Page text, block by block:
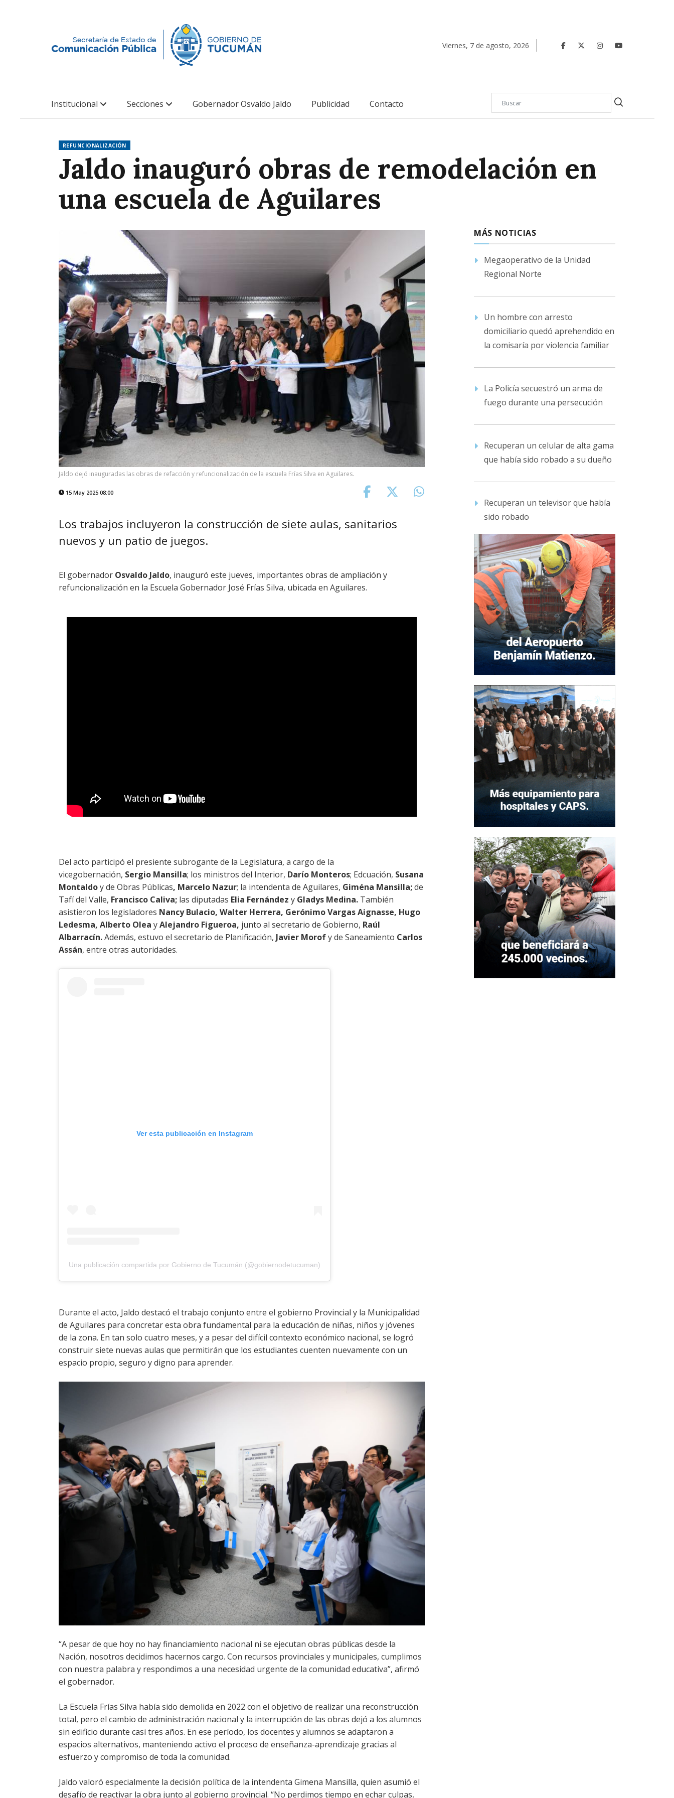
Viernes, 7 de agosto, 2026
Institucional Secciones Gobernador Osvaldo Jaldo Publicidad Contacto
REFUNCIONALIZACIÓN
Jaldo inauguró obras de remodelación en
una escuela de Aguilares
Jaldo dejó inauguradas las obras de refacción y refuncionalización de la escuela Frías Silva en Aguilares.
15 May 2025 08:00
Los trabajos incluyeron la construcción de siete aulas, sanitarios
nuevos y un patio de juegos.
El gobernador Osvaldo Jaldo, inauguró este jueves, importantes obras de ampliación y
refuncionalización en la Escuela Gobernador José Frías Silva, ubicada en Aguilares.
Del acto participó el presiente subrogante de la Legislatura, a cargo de la
vicegobernación, Sergio Mansilla; los ministros del Interior, Darío Monteros; Edcuación, Susana
Montaldoy de Obras Públicas, Marcelo Nazur; la intendenta de Aguilares, Giména Mansilla;de
Tafí del Valle, Francisco Caliva; las diputadas Elia Fernández y Gladys Medina. También
asistieron los legisladores Nancy Bulacio, Walter Herrera, Gerónimo Vargas Aignasse, Hugo
Ledesma, Alberto Olea yAlejandro Figueroa, junto al secretario de Gobierno, Raúl
Albarracín.Además, estuvo el secretario de Planificación, Javier Morofy de Saneamiento Carlos
Assán, entre otras autoridades.
Ver esta publicación en Instagram
Una publicación compartida por Gobierno de Tucumán (@gobiernodetucuman)
Durante el acto, Jaldo destacó el trabajo conjunto entre el gobierno Provincial y la Municipalidad
de Aguilares para concretar esta obra fundamental para la educación de niñas, niños y jóvenes
de la zona. En tan solo cuatro meses, y a pesar del difícil contexto económico nacional, se logró
construir siete nuevas aulas que permitirán que los estudiantes cuenten nuevamente con un
espacio propio, seguro y digno para aprender.
“A pesar de que hoy no hay financiamiento nacional ni se ejecutan obras públicas desde la
Nación, nosotros decidimos hacernos cargo. Con recursos provinciales y municipales, cumplimos
con nuestra palabra y respondimos a una necesidad urgente de la comunidad educativa”, afirmó
el gobernador.
La Escuela Frías Silva había sido demolida en 2022 con el objetivo de realizar una reconstrucción
total, pero el cambio de administración nacional y la interrupción de las obras dejó a los alumnos
sin edificio durante casi tres años. En ese período, los docentes y alumnos se adaptaron a
espacios alternativos, manteniendo activo el proceso de enseñanza-aprendizaje gracias al
esfuerzo y compromiso de toda la comunidad.
Jaldo valoró especialmente la decisión política de la intendenta Gimena Mansilla, quien asumió el
desafío de reactivar la obra junto al gobierno provincial. “No perdimos tiempo en echar culpas,
MÁS NOTICIAS
Megaoperativo de la Unidad
Regional Norte
Un hombre con arresto
domiciliario quedó aprehendido en
la comisaría por violencia familiar
La Policía secuestró un arma de
fuego durante una persecución
Recuperan un celular de alta gama
que había sido robado a su dueño
Recuperan un televisor que había
sido robado